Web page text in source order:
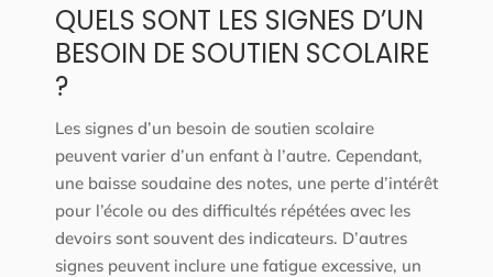
QUELS SONT LES SIGNES D’UN
BESOIN DE SOUTIEN SCOLAIRE
?
Les signes d’un besoin de soutien scolaire
peuvent varier d’un enfant à l’autre. Cependant,
une baisse soudaine des notes, une perte d’intérêt
pour l’école ou des difficultés répétées avec les
devoirs sont souvent des indicateurs. D’autres
signes peuvent inclure une fatigue excessive, un